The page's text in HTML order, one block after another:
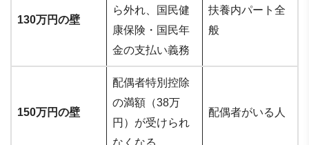
130万円の壁
ら外れ、国民健
康保険・国民年
金の支払い義務
扶養内パート全
般
150万円の壁
配偶者特別控除
の満額（38万
円）が受けられ
配偶者がいる人